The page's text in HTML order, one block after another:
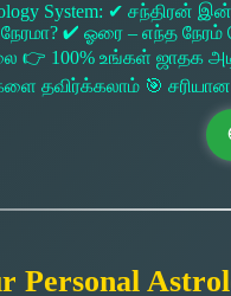
System: ✔ சந்திரன்
✔ ஓரை – எந்த நேரம்
👉 100% உங்கள் ஜாதக
தவிர்க்கலாம் 🎯
Personal